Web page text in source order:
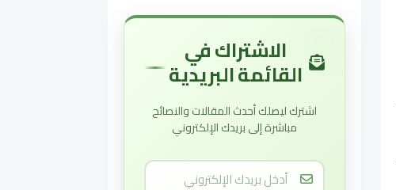
الاشتراك في
القائمة البريدية
اشترك ليصلك أحدث المقالات والنصائح
مباشرة إلى بريدك الإلكتروني